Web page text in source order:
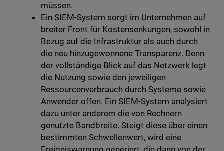
müssen.
Ein SIEM-System sorgt im Unternehmen auf
breiter Front für Kostensenkungen, sowohl in
Bezug auf die Infrastruktur als auch durch
die neu hinzugewonnene Transparenz. Denn
der vollständige Blick auf das Netzwerk legt
die Nutzung sowie den jeweiligen
Ressourcenverbrauch durch Systeme sowie
Anwender offen. Ein SIEM-System analysiert
dazu unter anderem die von Rechnern
genutzte Bandbreite. Steigt diese über einen
bestimmten Schwellenwert, wird eine